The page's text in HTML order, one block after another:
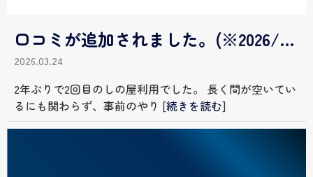
口コミが追加されました。(※2026/3/24更新)
2026.03.24
2年ぶりで2回目のしの屋利用でした。 長く間が空いてい
るにも関わらず、事前のやり [続きを読む]